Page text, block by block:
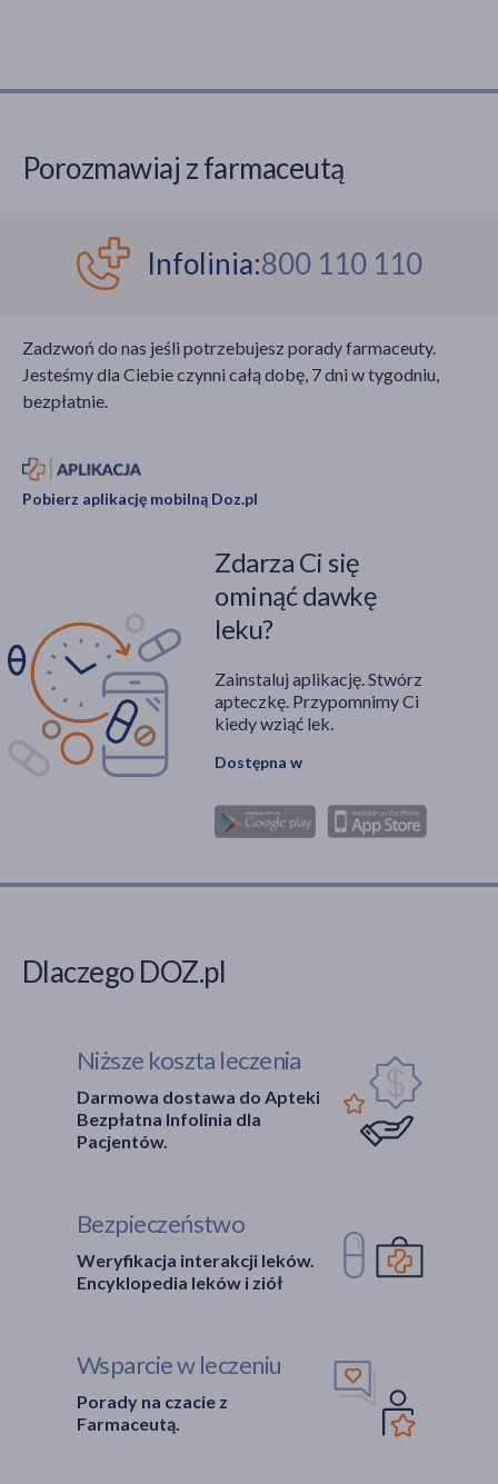
Porozmawiaj z farmaceutą
Infolinia:800 110 110
Zadzwoń do nas jeśli potrzebujesz porady farmaceuty.
Jesteśmy dla Ciebie czynni całą dobę, 7 dni w tygodniu,
bezpłatnie.
Pobierz aplikację mobilną Doz.pl
Zdarza Ci się
ominąć dawkę
leku?
Zainstaluj aplikację. Stwórz
apteczkę. Przypomnimy Ci
kiedy wziąć lek.
Dostępna w
Dlaczego DOZ.pl
Niższe koszta leczenia
Darmowa dostawa do Apteki
Bezpłatna Infolinia dla
Pacjentów.
Bezpieczeństwo
Weryfikacja interakcji leków.
Encyklopedia leków i ziół
Wsparcie w leczeniu
Porady na czacie z
Farmaceutą.